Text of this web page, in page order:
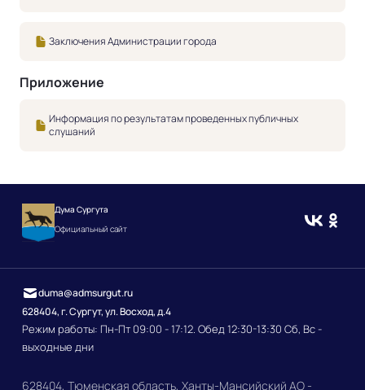
Заключения Администрации города
Приложение
Информация по результатам проведенных публичных
слушаний
Дума Сургута
Официальный сайт
628404, г. Сургут, ул. Восход, д.4
Режим работы: Пн-Пт 09:00 - 17:12. Обед 12:30-13:30 Сб, Вс -
выходные дни
duma@admsurgut.ru
628404, Тюменская область, Ханты-Мансийский АО -